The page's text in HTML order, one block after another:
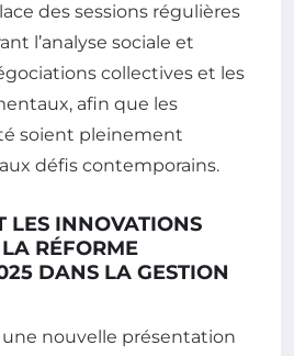
des sessions régulières
l’analyse sociale et
collectives et les
afin que les
soient pleinement
défis contemporains.
LES INNOVATIONS
RÉFORME
DANS LA GESTION
nouvelle présentation